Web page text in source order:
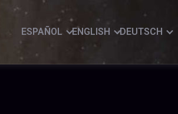
ESPAÑOL ENGLISH DEUTSCH